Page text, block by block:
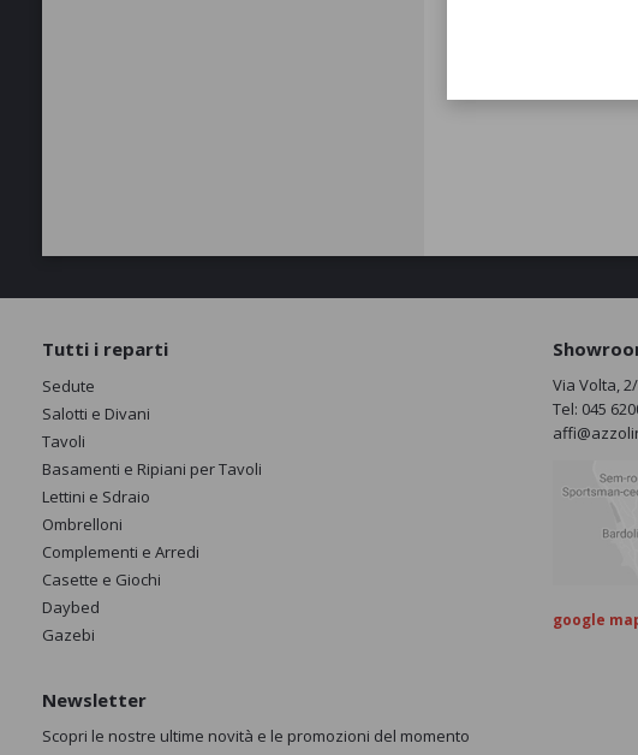
Tutti i reparti
Sedute
Salotti e Divani
Tavoli
Basamenti e Ripiani per Tavoli
Lettini e Sdraio
Ombrelloni
Complementi e Arredi
Casette e Giochi
Daybed
Gazebi
Via Volta,
Tel: 045
google
Newsletter
Scopri le nostre ultime novità e le promozioni del momento